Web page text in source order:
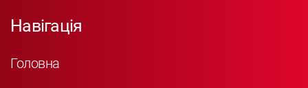
Навігація
Головна